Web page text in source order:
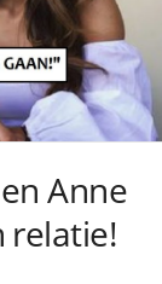
Anne
relatie!